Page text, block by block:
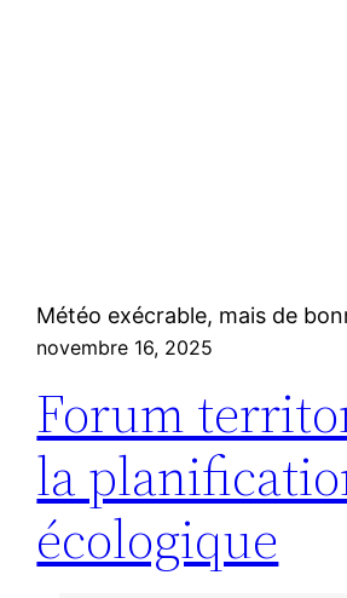
Météo exécrable, mais de
novembre 16, 2025
Forum
la
écologique